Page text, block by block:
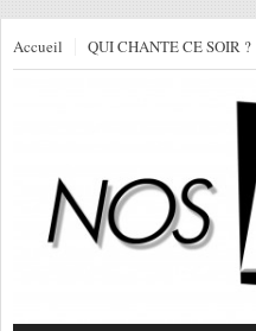
Accueil QUI CHANTE CE SOIR ?